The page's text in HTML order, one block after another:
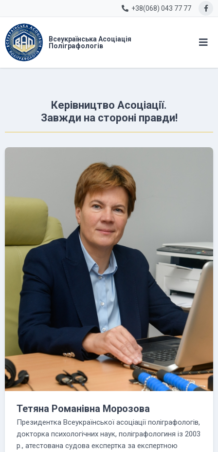
+38(068) 043 77 77
Всеукраїнська Асоціація
Поліграфологів
Керівництво Асоціації.
Завжди на стороні правди!
Тетяна Романівна Морозова
Президентка Всеукраїнської асоціації поліграфологів,
докторка психологічних наук, поліграфологиня із 2003
р., атестована судова експертка за експертною